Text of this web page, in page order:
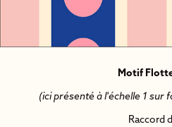
Motif
(ici présenté à l'échelle 1 sur
Raccord